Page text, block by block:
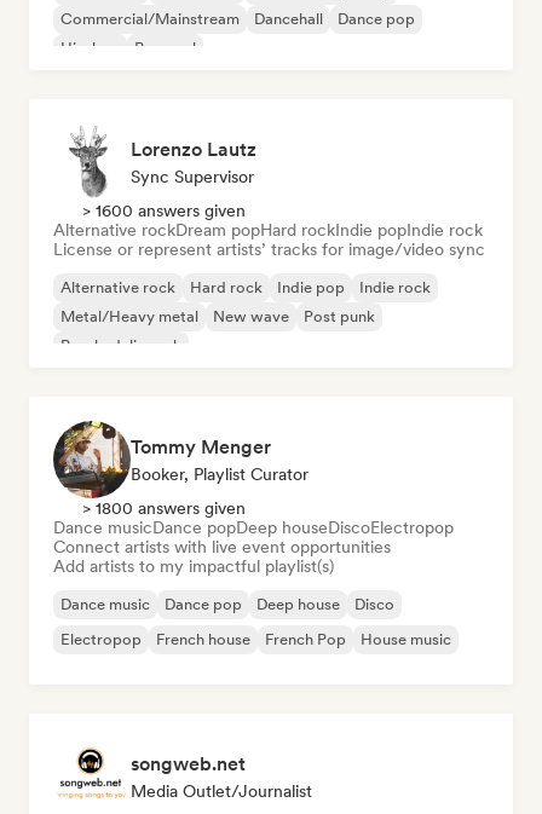
Commercial/Mainstream
Dancehall
Dance pop
Hip-hop
Pop soul
Lorenzo Lautz
Sync Supervisor
> 1600 answers given
Alternative rockDream popHard rockIndie popIndie rock
License or represent artists’ tracks for image/video sync
Alternative rock Hard rock Indie pop
Indie rock
Metal/Heavy metal
New wave
Post punk
Psychedelic rock
Tommy Menger
Booker, Playlist Curator
> 1800 answers given
Dance musicDance popDeep houseDiscoElectropop
Connect artists with live event opportunities
Add artists to my impactful playlist(s)
Dance music Dance pop Deep house
Disco
Electropop
French house French Pop House music
songweb.net
Media Outlet/Journalist